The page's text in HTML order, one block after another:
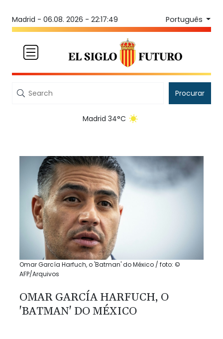
Madrid - 06.08. 2026 - 22:17:49 Português
Procurar
Madrid 34°C
Omar García Harfuch, o 'Batman' do México / foto: ©
AFP/Arquivos
OMAR GARCÍA HARFUCH, O
'BATMAN' DO MÉXICO